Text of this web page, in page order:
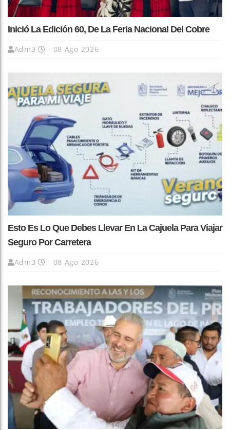
Inició La Edición 60, De La Feria Nacional Del Cobre
Adm3 08 Ago 2026
Esto Es Lo Que Debes Llevar En La Cajuela Para Viajar
Seguro Por Carretera
Adm3 08 Ago 2026